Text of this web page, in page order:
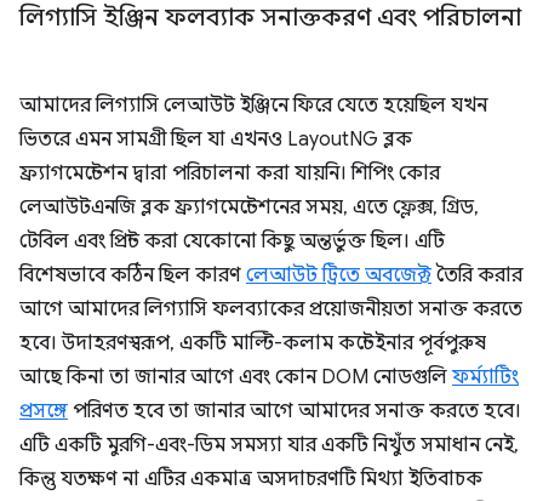
লিগ্যাসি ইঞ্জিন ফলব্যাক সনাক্তকরণ এবং পরিচালনা
আমাদের লিগ্যাসি লেআউট ইঞ্জিনে ফিরে যেতে হয়েছিল যখন
ভিতরে এমন সামগ্রী ছিল যা এখনও LayoutNG ব্লক
ফ্র্যাগমেন্টেশন দ্বারা পরিচালনা করা যায়নি। শিপিং কোর
লেআউটএনজি ব্লক ফ্র্যাগমেন্টেশনের সময়, এতে ফ্লেক্স, গ্রিড,
টেবিল এবং প্রিন্ট করা যেকোনো কিছু অন্তর্ভুক্ত ছিল। এটি
বিশেষভাবে কঠিন ছিল কারণ লেআউট ট্রিতে অবজেক্ট তৈরি করার
আগে আমাদের লিগ্যাসি ফলব্যাকের প্রয়োজনীয়তা সনাক্ত করতে
হবে। উদাহরণস্বরূপ, একটি মাল্টি-কলাম কন্টেইনার পূর্বপুরুষ
আছে কিনা তা জানার আগে এবং কোন DOM নোডগুলি ফর্ম্যাটিং
প্রসঙ্গে পরিণত হবে তা জানার আগে আমাদের সনাক্ত করতে হবে।
এটি একটি মুরগি-এবং-ডিম সমস্যা যার একটি নিখুঁত সমাধান নেই,
কিন্তু যতক্ষণ না এটির একমাত্র অসদাচরণটি মিথ্যা ইতিবাচক